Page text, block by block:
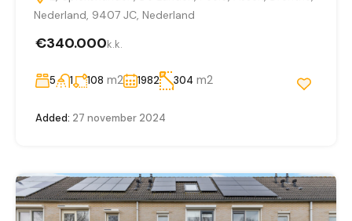
Nederland, 9407 JC, Nederland
€340.000k.k.
5 1 108 m2 1982 304 m2
Added: 27 november 2024